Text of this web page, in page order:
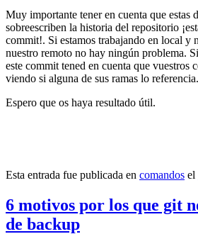
Muy importante tener en cuenta que estas
sobreescriben la historia del repositorio
commit!. Si estamos trabajando en local y
nuestro remoto no hay ningún problema.
este commit tened en cuenta que vuestros
viendo si alguna de sus ramas lo referencia.
Espero que os haya resultado útil.
Esta entrada fue publicada en comandos el
6 motivos por los que git
de backup